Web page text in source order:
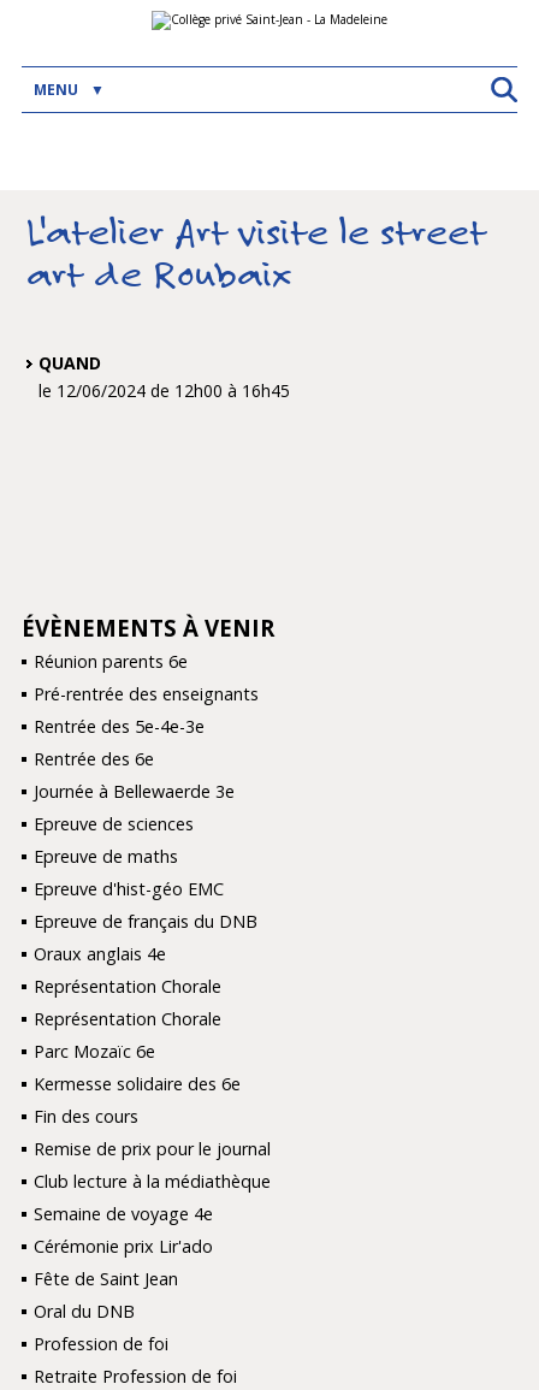
|
AllerMENU
L'atelier Art visite le street
art de Roubaix
QUAND
le 12/06/2024 de 12h00 à 16h45
NAVIGATION
ÉVÈNEMENTS À VENIR
Réunion parents 6e
Pré-rentrée des enseignants
Rentrée des 5e-4e-3e
Rentrée des 6e
Journée à Bellewaerde 3e
Epreuve de sciences
Epreuve de maths
Epreuve d'hist-géo EMC
Epreuve de français du DNB
Oraux anglais 4e
Représentation Chorale
Représentation Chorale
Parc Mozaïc 6e
Kermesse solidaire des 6e
Fin des cours
Remise de prix pour le journal
Club lecture à la médiathèque
Semaine de voyage 4e
Cérémonie prix Lir'ado
Fête de Saint Jean
Oral du DNB
Profession de foi
Retraite Profession de foi